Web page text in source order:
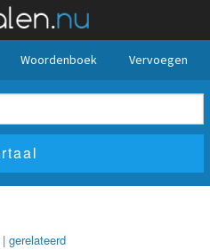
Woordenboek Vervoegen
| gerelateerd